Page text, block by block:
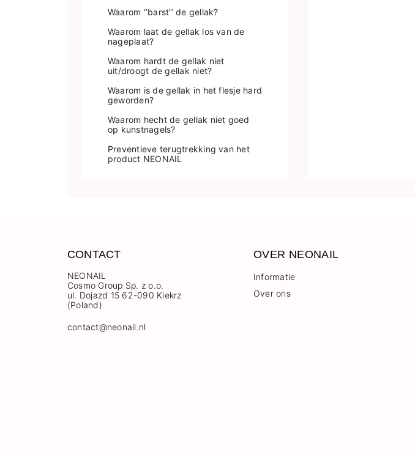
Waarom ‘’barst’’ de gellak?
Waarom laat de gellak los van de
nageplaat?
Waarom hardt de gellak niet
uit/droogt de gellak niet?
Waarom is de gellak in het flesje hard
geworden?
Waarom hecht de gellak niet goed
op kunstnagels?
Preventieve terugtrekking van het
product NEONAIL
CONTACT
NEONAIL
Cosmo Group Sp. z o.o.
ul. Dojazd 15 62-090 Kiekrz
(Poland)
contact@neonail.nl
OVER NEONAIL
Informatie
Over ons